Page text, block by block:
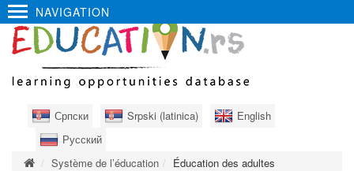
NAVIGATION
Српски Srpski (latinica)
English
Русский
Système de l’éducation
Éducation des adultes